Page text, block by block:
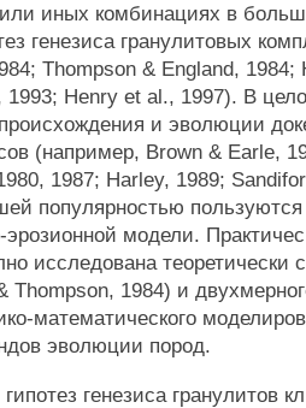
иных комбинациях в
генезиса гранулитовых
Thompson & England, 1984;
1993; Henry et al., 1997). В
и эволюции
(например, Brown & Earle,
1987; Harley, 1989;
популярностью
модели.
исследована теоретически
Thompson, 1984) и
математического
эволюции пород.
генезиса гранулитов